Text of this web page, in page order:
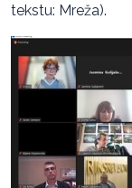
tekstu: Mreža).